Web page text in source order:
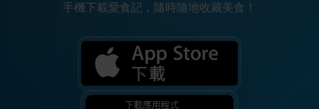
手機下載愛食記，隨時隨地收藏美食！